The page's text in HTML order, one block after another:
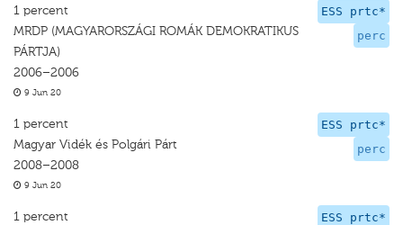
ESS prtc*
perc
1 percent
MRDP (MAGYARORSZÁGI ROMÁK DEMOKRATIKUS
PÁRTJA)
2006–2006
9 Jun 20
ESS prtc*
perc
1 percent
Magyar Vidék és Polgári Párt
2008–2008
9 Jun 20
ESS prtc*
1 percent